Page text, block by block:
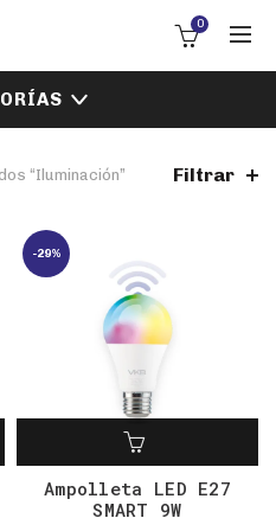
0
“Iluminación” Filtrar
-29%
Ampolleta LED E27
SMART 9W